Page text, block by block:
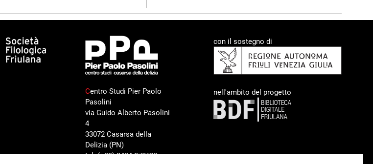
Centro Studi Pier Paolo
Pasolini
via Guido Alberto Pasolini
4
33072 Casarsa della
Delizia (PN)
tel. (+39) 0434 870593
con il sostegno di
nell'ambito del progetto